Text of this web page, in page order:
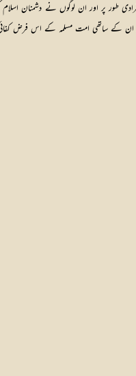
طور پر اور ان لوگوں نے دشمنان
اور ان کے ساتھی امت مسلمہ کے اس فرض